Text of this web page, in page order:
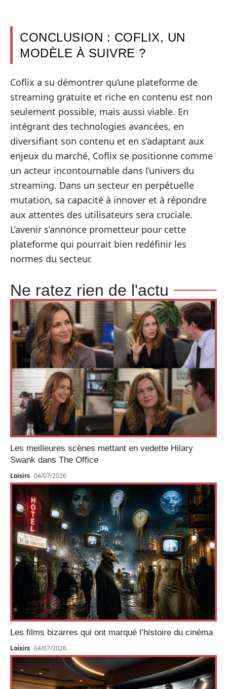
CONCLUSION : COFLIX, UN
MODÈLE À SUIVRE ?
Coflix a su démontrer qu’une plateforme de
streaming gratuite et riche en contenu est non
seulement possible, mais aussi viable. En
intégrant des technologies avancées, en
diversifiant son contenu et en s’adaptant aux
enjeux du marché, Coflix se positionne comme
un acteur incontournable dans l’univers du
streaming. Dans un secteur en perpétuelle
mutation, sa capacité à innover et à répondre
aux attentes des utilisateurs sera cruciale.
L’avenir s’annonce prometteur pour cette
plateforme qui pourrait bien redéfinir les
normes du secteur.
Ne ratez rien de l'actu
Les meilleures scènes mettant en vedette Hilary
Swank dans The Office
Loisirs 04/07/2026
Les films bizarres qui ont marqué l’histoire du cinéma
Loisirs 04/07/2026